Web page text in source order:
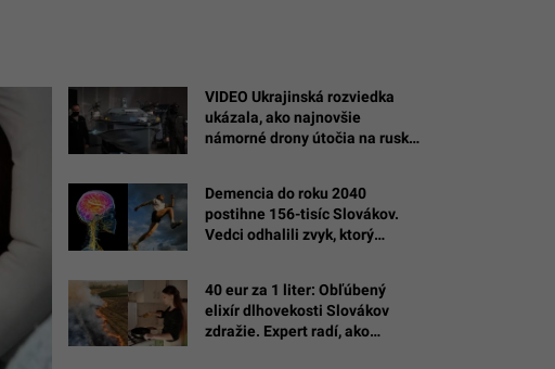
VIDEO Ukrajinská rozviedka
ukázala, ako najnovšie
námorné drony útočia na ruské
Demencia do roku 2040
postihne 156-tisíc Slovákov.
Vedci odhalili zvyk, ktorý
40 eur za 1 liter: Obľúbený
elixír dlhovekosti Slovákov
zdražie. Expert radí, ako